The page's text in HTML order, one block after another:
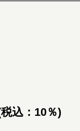
税込：10％)